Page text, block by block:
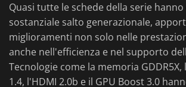
Quasi tutte le schede della serie
sostanziale salto generazionale,
miglioramenti non solo nelle
anche nell'efficienza e nel supporto
Tecnologie come la memoria
1.4, l'HDMI 2.0b e il GPU Boost 3.0